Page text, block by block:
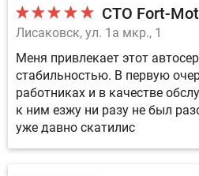
СТО Fort-
Лисаковск, ул. 1а мкр., 1
Меня привлекает этот
стабильностью. В первую
работниках и в качестве
к ним езжу ни разу не был
уже давно скатилис